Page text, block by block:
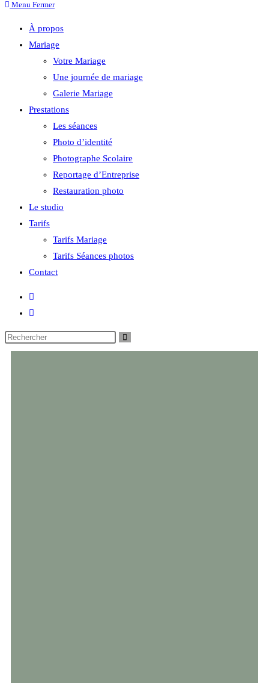
Menu Fermer
À propos
Mariage
Votre Mariage
Une journée de mariage
Galerie Mariage
Prestations
Les séances
Photo d’identité
Photographe Scolaire
Reportage d’Entreprise
Restauration photo
Le studio
Tarifs
Tarifs Mariage
Tarifs Séances photos
Contact